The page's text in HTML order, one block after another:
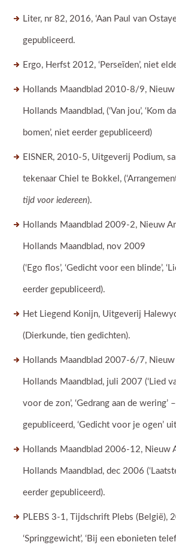
Liter, nr 82, 2016, ‘Aan Paul van
gepubliceerd.
Ergo, Herfst 2012, ‘Perseïden’, niet
Hollands Maandblad 2010-8/9, Nieuw
Hollands Maandblad, (‘Van jou’, ‘Kom
bomen’, niet eerder gepubliceerd)
EISNER, 2010-5, Uitgeverij Podium,
tekenaar Chiel te Bokkel,
tijd voor iedereen).
Hollands Maandblad 2009-2, Nieuw
Hollands Maandblad, nov 2009
(‘Ego flos’, ‘Gedicht voor een blinde’,
eerder gepubliceerd).
Het Liegend Konijn, Uitgeverij
(Dierkunde, tien gedichten).
Hollands Maandblad 2007-6/7, Nieuw
Hollands Maandblad, juli 2007 (‘Lied
voor de zon’, ‘Gedrang aan de wering’
gepubliceerd, ‘Gedicht voor je ogen’
Hollands Maandblad 2006-12, Nieuw
Hollands Maandblad, dec 2006
eerder gepubliceerd).
PLEBS 3-1, Tijdschrift Plebs (België),
‘Springgewicht’, ‘Bij een ebonieten